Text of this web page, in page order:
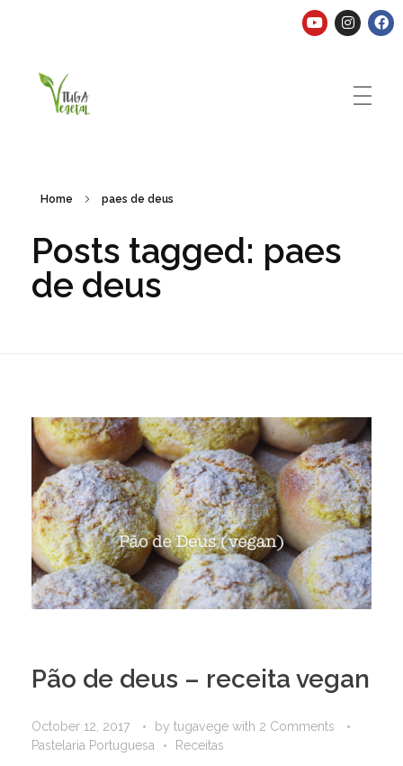
Home paes de deus
Posts tagged: paes
de deus
Pão de deus – receita vegan
October 12, 2017 by tugavege with 2 Comments
Pastelaria Portuguesa
Receitas